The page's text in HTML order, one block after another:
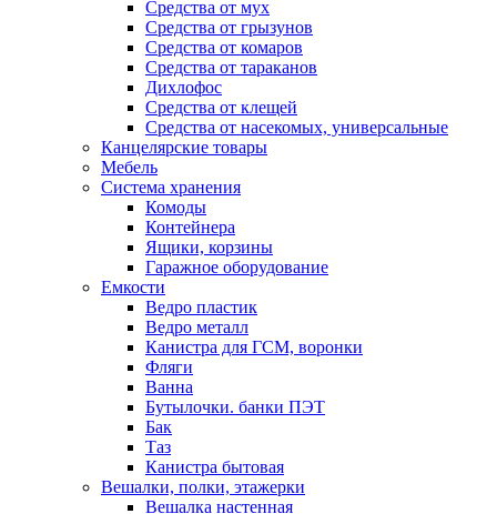
Средства от мух
Средства от грызунов
Средства от комаров
Средства от тараканов
Дихлофос
Средства от клещей
Средства от насекомых, универсальные
Канцелярские товары
Мебель
Система хранения
Комоды
Контейнера
Ящики, корзины
Гаражное оборудование
Емкости
Ведро пластик
Ведро металл
Канистра для ГСМ, воронки
Фляги
Ванна
Бутылочки. банки ПЭТ
Бак
Таз
Канистра бытовая
Вешалки, полки, этажерки
Вешалка настенная